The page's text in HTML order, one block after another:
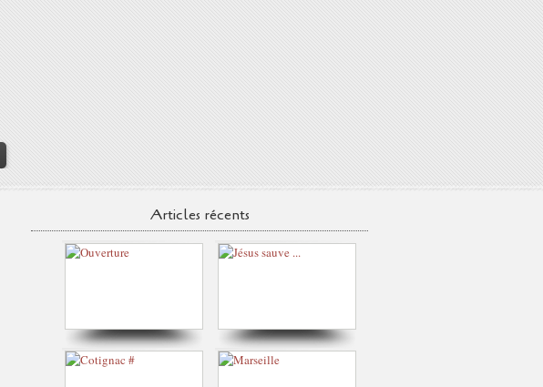
Articles récents